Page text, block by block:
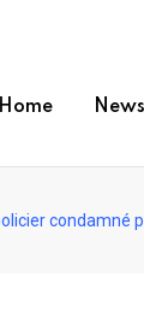
Home News
condamné